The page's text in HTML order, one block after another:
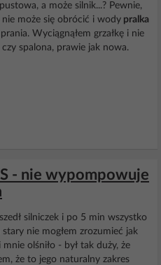
a może silnik...? Pewnie,
może się obrócić i wody pralka
Wyciągnąłem grzałkę i nie
spalona, prawie jak nowa.
- nie wypompowuje
silniczek i po 5 min wszystko
nie mogłem zrozumieć jak
olśniło - był tak duży, że
że to jego naturalny zakres